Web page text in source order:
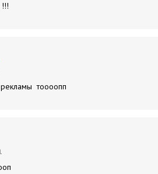
!!!
рекламы тоооопп